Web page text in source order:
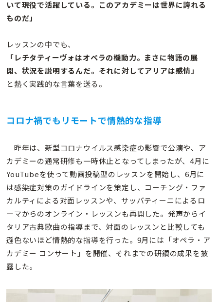
いて現役で活躍している。このアカデミーは世界に誇れる
ものだ」
レッスンの中でも、
「レチタティーヴォはオペラの機動力。まさに物語の展
開、状況を説明するんだ。それに対してアリアは感情」
と熱く実践的な言葉を送る。
コロナ禍でもリモートで情熱的な指導
昨年は、新型コロナウイルス感染症の影響で公演や、ア
カデミーの通常研修も一時休止となってしまったが、4月に
YouTubeを使って動画投稿型のレッスンを開始し、6月に
は感染症対策のガイドラインを策定し、コーチング・ファ
カルティによる対面レッスンや、サッバティーニによるロ
ーマからのオンライン・レッスンも再開した。発声からイ
タリア古典歌曲の指導まで、対面のレッスンと比較しても
遜色ないほど情熱的な指導を行った。9月には「オペラ・ア
カデミー コンサート」を開催、それまでの研鑽の成果を披
露した。